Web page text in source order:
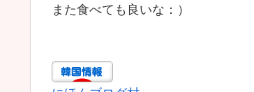
また食べても良いな：）